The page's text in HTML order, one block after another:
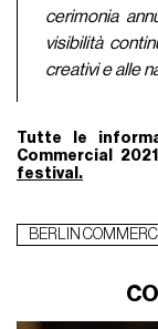
cerimonia
visibilità
creativi e alle
Tutte le
Commercial
festival.
BERLIN